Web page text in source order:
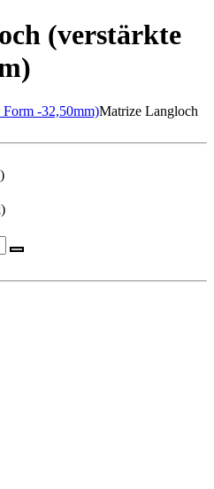
(verstärkte
Matrize Langloch